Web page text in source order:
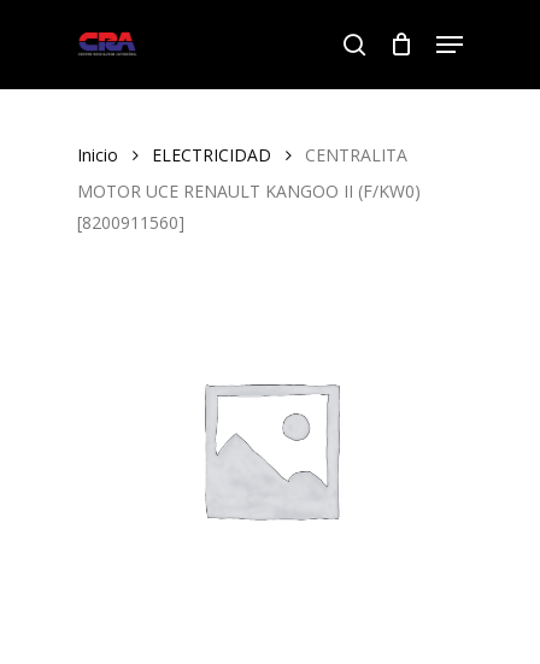
search
Menu
Inicio ELECTRICIDAD
CENTRALITA
MOTOR UCE RENAULT KANGOO II (F/KW0)
[8200911560]